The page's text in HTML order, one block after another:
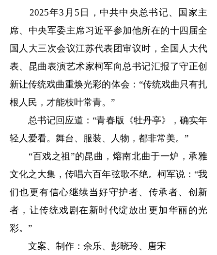
2025年3月5日，中共中央总书记、国家主
席、中央军委主席习近平参加他所在的十四届全
国人大三次会议江苏代表团审议时，全国人大代
表、昆曲表演艺术家柯军向总书记汇报了守正创
新让传统戏曲重焕光彩的体会：“传统戏曲只有扎
根人民，才能枝叶常青。”
总书记回应道：“青春版《牡丹亭》，确实年
轻人爱看。舞台、服装、人物，都非常美。”
“百戏之祖”的昆曲，熔南北曲于一炉，承雅
文化之大集，传唱六百年弦歌不绝。柯军说：“我
们也更有信心继续当好守护者、传承者、创新
者，让传统戏剧在新时代绽放出更加华丽的光
彩。”
文案、制作：余乐、彭晓玲、唐宋